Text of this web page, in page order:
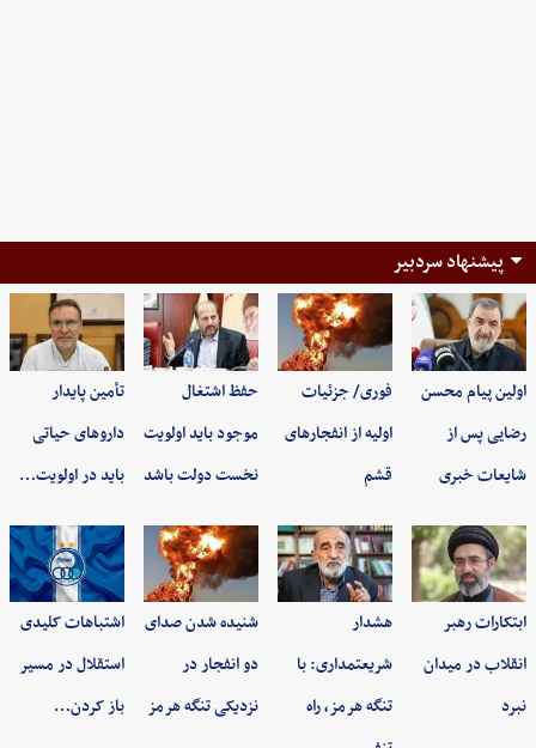
پیشنهاد سردبیر
اولین پیام محسن
رضایی پس از
شایعات خبری
فوری/ جزئیات
اولیه از انفجارهای
قشم
حفظ اشتغال
موجود باید اولویت
نخست دولت باشد
تأمین پایدار
داروهای حیاتی
باید در اولویت…
ابتکارات رهبر
انقلاب در میدان
نبرد
هشدار
شریعتمداری: با
تنگه هرمز، راه
شنیده شدن صدای
دو انفجار در
نزدیکی تنگه هرمز
اشتباهات کلیدی
استقلال در مسیر
باز کردن…